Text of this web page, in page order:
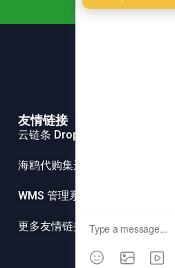
友情链接
云链条 Dropshipping 大客户方案
海鸥代购集运系统
WMS 管理系统
更多友情链接